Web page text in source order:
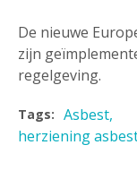
De nieuwe
zijn
regelgeving.
Tags: Asbest
herziening